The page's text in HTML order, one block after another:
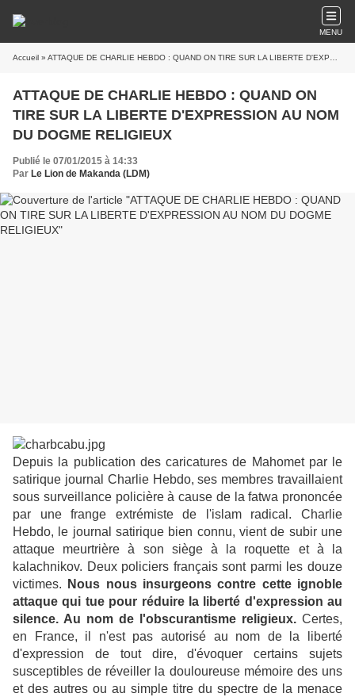
MENU
Accueil » ATTAQUE DE CHARLIE HEBDO : QUAND ON TIRE SUR LA LIBERTE D'EXPRESSION AU NOM DU DOGME RELIGIEUX
ATTAQUE DE CHARLIE HEBDO : QUAND ON
TIRE SUR LA LIBERTE D'EXPRESSION AU NOM
DU DOGME RELIGIEUX
Publié le 07/01/2015 à 14:33
Par Le Lion de Makanda (LDM)
Depuis la publication des caricatures de Mahomet par le
satirique journal Charlie Hebdo, ses membres travaillaient
sous surveillance policière à cause de la fatwa prononcée
par une frange extrémiste de l'islam radical. Charlie
Hebdo, le journal satirique bien connu, vient de subir une
attaque meurtrière à son siège à la roquette et à la
kalachnikov. Deux policiers français sont parmi les douze
victimes.
Nous nous insurgeons contre cette ignoble
attaque qui tue pour réduire la liberté d'expression au
silence. Au nom de l'obscurantisme religieux. Certes,
en France, il n'est pas autorisé au nom de la liberté
d'expression de tout dire, d'évoquer certains sujets
susceptibles de réveiller la douloureuse mémoire des uns
et des autres ou au simple titre du spectre de la menace